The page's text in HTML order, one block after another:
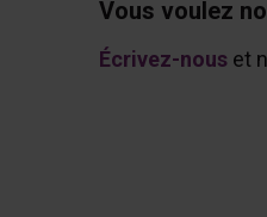
Vous voulez
Écrivez-nouset